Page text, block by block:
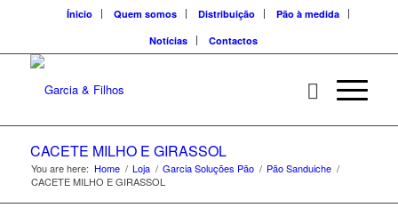
Ínicio Quem somos Distribuição
Pão à medida
Notícias
Contactos
CACETE MILHO E GIRASSOL
You are here: Home / Loja / Garcia Soluções Pão / Pão Sanduiche /
CACETE MILHO E GIRASSOL